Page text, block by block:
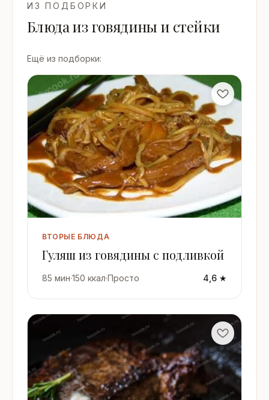
ИЗ ПОДБОРКИ
Блюда из говядины и стейки
Ещё из подборки:
ВТОРЫЕ БЛЮДА
Гуляш из говядины с подливкой
85 мин·150 ккал·Просто 4,6 ★